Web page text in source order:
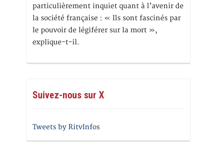
particulièrement inquiet quant à l’avenir de
la société française : « Ils sont fascinés par
le pouvoir de légiférer sur la mort »,
explique-t-il.
Suivez-nous sur X
Tweets by RitvInfos